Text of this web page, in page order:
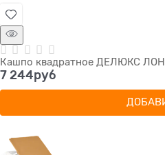
Кашпо квадратное ДЕЛЮКС
7 244руб